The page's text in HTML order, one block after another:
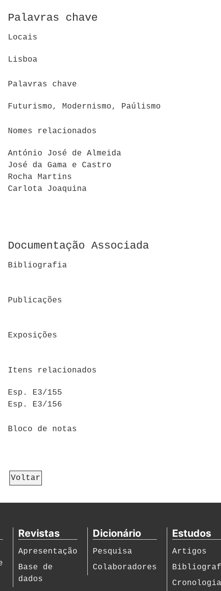
Palavras chave
Locais
Lisboa
Palavras chave
Futurismo, Modernismo, Paúlismo
Nomes relacionados
António José de Almeida
José da Gama e Castro
Rocha Martins
Carlota Joaquina
Documentação Associada
Bibliografia
Publicações
Exposições
Itens relacionados
Esp. E3/155
Esp. E3/156
Bloco de notas
Voltar
Revistas
Apresentação
Base de
dados
Dicionário
Pesquisa
Colaboradores
Estudos
Artigos